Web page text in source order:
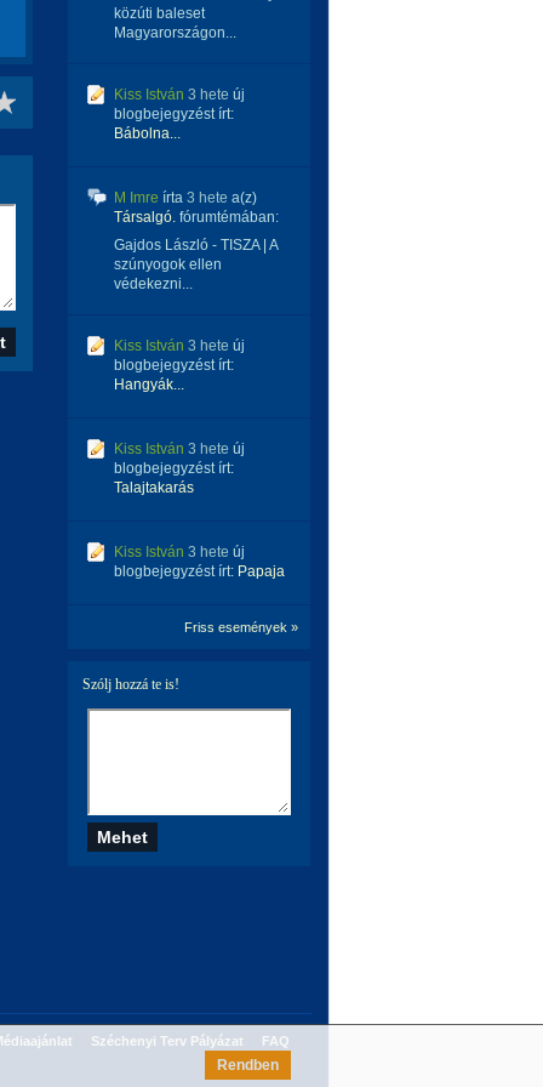
közúti baleset
Magyarországon...
Kiss István 3 hete új
blogbejegyzést írt:
Bábolna...
M Imre írta 3 hete a(z)
Társalgó. fórumtémában:
Gajdos László - TISZA | A
szúnyogok ellen
védekezni...
Kiss István 3 hete új
blogbejegyzést írt:
Hangyák...
Kiss István 3 hete új
blogbejegyzést írt:
Talajtakarás
Kiss István 3 hete új
blogbejegyzést írt: Papaja
Friss események »
Szólj hozzá te is!
Széchenyi Terv Pályázat FAQ
Rendben